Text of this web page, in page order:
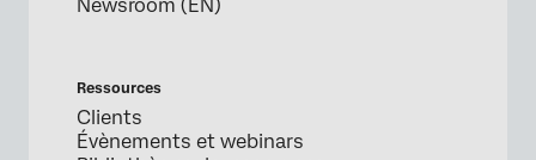
Newsroom (EN)
Ressources
Clients
Évènements et webinars